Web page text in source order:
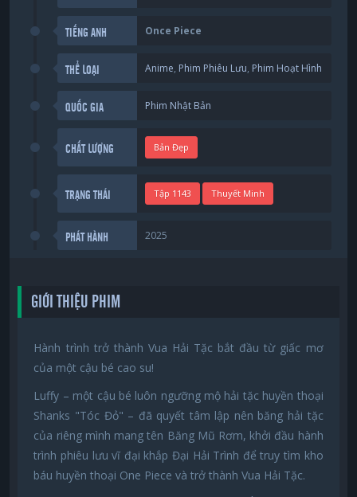
TIẾNG ANH Once Piece
THỂ LOẠI Anime, Phim Phiêu Lưu, Phim Hoạt Hình
QUỐC GIA Phim Nhật Bản
CHẤT LƯỢNG Bản Đẹp
TRẠNG THÁI Tập 1143 Thuyết Minh
PHÁT HÀNH 2025
GIỚI THIỆU PHIM
Hành trình trở thành Vua Hải Tặc bắt đầu từ giấc mơ
của một cậu bé cao su!
Luffy – một cậu bé luôn ngưỡng mộ hải tặc huyền thoại
Shanks "Tóc Đỏ" – đã quyết tâm lập nên băng hải tặc
của riêng mình mang tên Băng Mũ Rơm, khởi đầu hành
trình phiêu lưu vĩ đại khắp Đại Hải Trình để truy tìm kho
báu huyền thoại One Piece và trở thành Vua Hải Tặc.